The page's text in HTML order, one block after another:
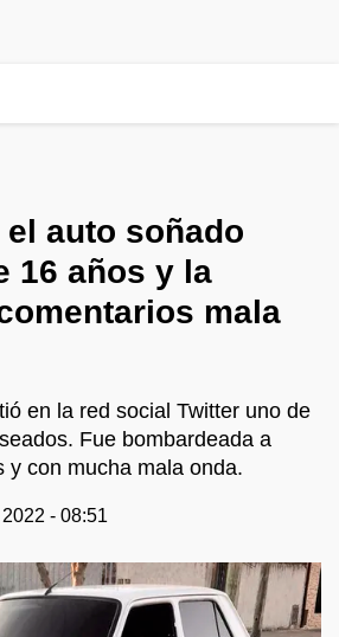
auto soñado
16 años y la
mala
en la red social Twitter uno de
Fue bombardeada a
y con mucha mala onda.
- 08:51